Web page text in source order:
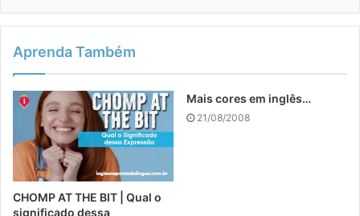
Aprenda Também
CHOMP AT THE BIT | Qual o
significado dessa
Mais cores em inglês…
21/08/2008